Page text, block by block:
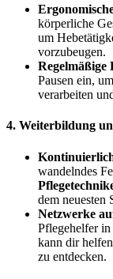
körperliche
um
vorzubeugen.
Regelmäßige
Pausen ein,
verarbeiten
4. Weiterbildung
wandelndes
dem neuesten
Netzwerke
Pflegehelfer
kann dir
zu entdecken.